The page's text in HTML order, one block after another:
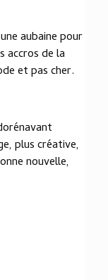
aubaine pour
accros de la
et pas cher.
plus créative,
nouvelle,